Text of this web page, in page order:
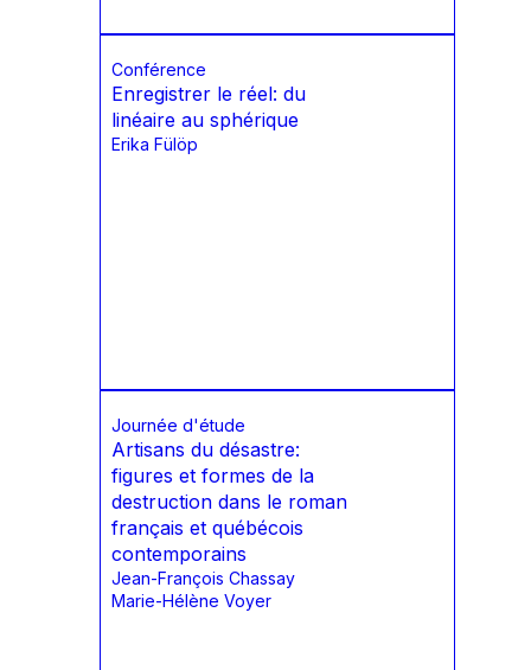
Conférence
Enregistrer le réel: du
linéaire au sphérique
Erika Fülöp
Journée d'étude
Artisans du désastre:
figures et formes de la
destruction dans le roman
français et québécois
contemporains
Jean-François Chassay
Marie-Hélène Voyer